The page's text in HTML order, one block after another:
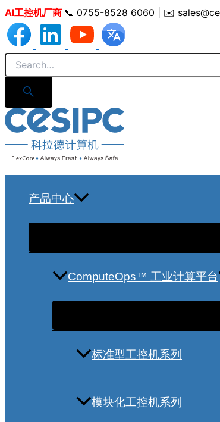
跳
至
内
容
AI工控机厂商 📞 0755-8528 6060 | ✉️
产品中心
ComputeOps™ 工业计算平台
标准型工控机系列
模块化工控机系列